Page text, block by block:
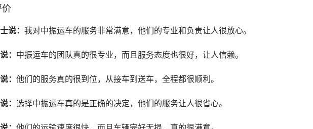
价
说： 我对中振运车的服务非常满意，他们的专业和负责让人很放心。
： 中振运车的团队真的很专业，而且服务态度也很好，让人信赖。
： 他们的服务真的很到位，从接车到送车，全程都很顺利。
： 选择中振运车真的是正确的决定，他们的服务让人很省心。